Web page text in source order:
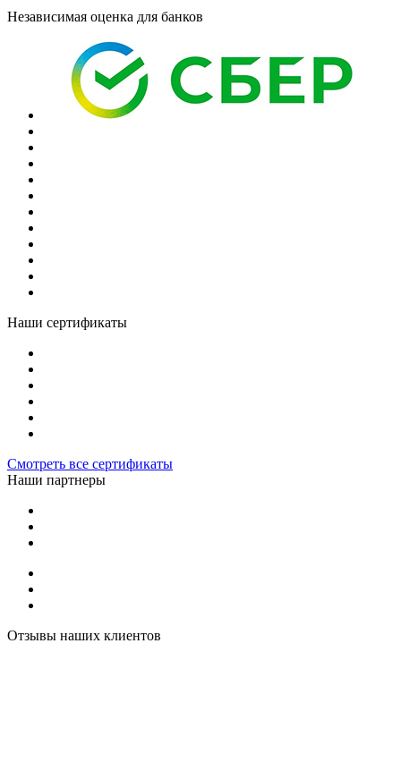
Независимая оценка для банков
Наши сертификаты
Смотреть все сертификаты
Наши партнеры
Отзывы наших клиентов